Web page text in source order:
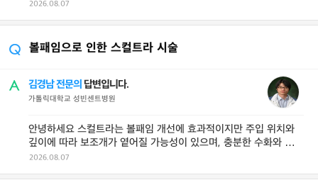
2026.08.07
볼패임으로 인한 스컬트라 시술
김경남 전문의 답변입니다.
가톨릭대학교 성빈센트병원
안녕하세요 스컬트라는 볼패임 개선에 효과적이지만 주입 위치와
깊이에 따라 보조개가 옅어질 가능성이 있으며, 충분한 수화와 숙련
된 시술로 결절 위험은 낮지만 ...
2026.08.07